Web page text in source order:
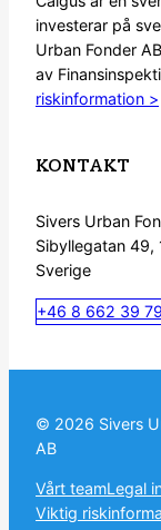
investerar på
Urban Fonder
av
riskinformation >
KONTAKT
Sivers Urban
Sibyllegatan 49,
Sverige
+46 8 662 39 79
© 2026 Sivers
AB
Vårt teamLegal
Viktig